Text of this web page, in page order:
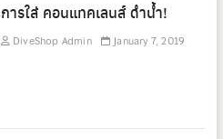
การใส่ คอนแทคเลนส์ ดำน้ำ!
DiveShop Admin January 7, 2019